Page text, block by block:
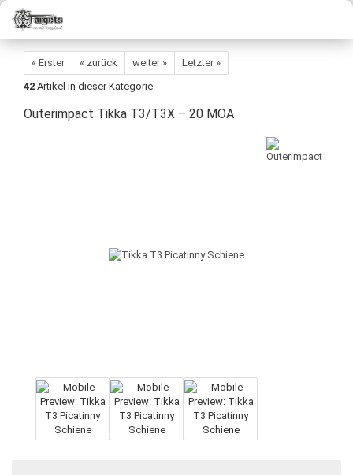
« Erster « zurück weiter »
Letzter »
42 Artikel in dieser Kategorie
Outerimpact Tikka T3/T3X – 20 MOA